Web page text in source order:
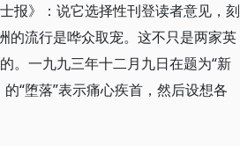
报》：说它选择性刊登读者意见，刻
的流行是哗众取宠。这不只是两家英
。一九九三年十二月九日在题为“新
“堕落”表示痛心疾首，然后设想各